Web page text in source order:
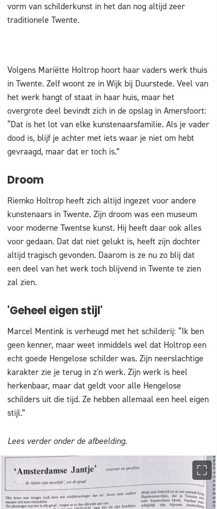
vorm van schilderkunst in het dan nog altijd zeer
traditionele Twente.
Volgens Mariëtte Holtrop hoort haar vaders werk thuis
in Twente. Zelf woont ze in Wijk bij Duurstede. Veel van
het werk hangt of staat in haar huis, maar het
overgrote deel bevindt zich in de opslag in Amersfoort:
“Dat is het lot van elke kunstenaarsfamilie. Als je vader
dood is, blijf je achter met iets waar je niet om hebt
gevraagd, maar dat er toch is.”
Droom
Riemko Holtrop heeft zich altijd ingezet voor andere
kunstenaars in Twente. Zijn droom was een museum
voor moderne Twentse kunst. Hij heeft daar ook alles
voor gedaan. Dat dat niet gelukt is, heeft zijn dochter
altijd tragisch gevonden. Daarom is ze nu zo blij dat
een deel van het werk toch blijvend in Twente te zien
zal zien.
'Geheel eigen stijl'
Marcel Mentink is verheugd met het schilderij: “Ik ben
geen kenner, maar weet inmiddels wel dat Holtrop een
echt goede Hengelose schilder was. Zijn neerslachtige
karakter zie je terug in z'n werk. Zijn werk is heel
herkenbaar, maar dat geldt voor alle Hengelose
schilders uit die tijd. Ze hebben allemaal een heel eigen
stijl.”
Lees verder onder de afbeelding.